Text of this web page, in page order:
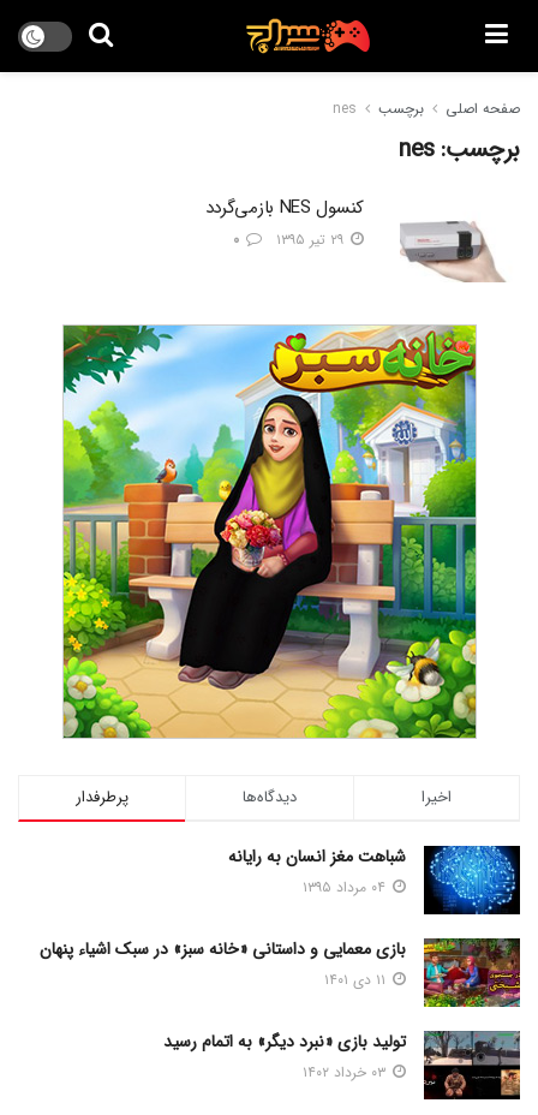
صفحه اصلی برچسب nes
برچسب:nes
کنسول NES بازمی‌گردد
پرطرفدار دیدگاه‌ها اخیرا
شباهت مغز انسان به رایانه
بازی معمایی و داستانی «خانه سبز» در سبک اشیاء پنهان
تولید بازی «نبرد دیگر» به اتمام رسید